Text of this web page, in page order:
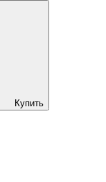
Купить